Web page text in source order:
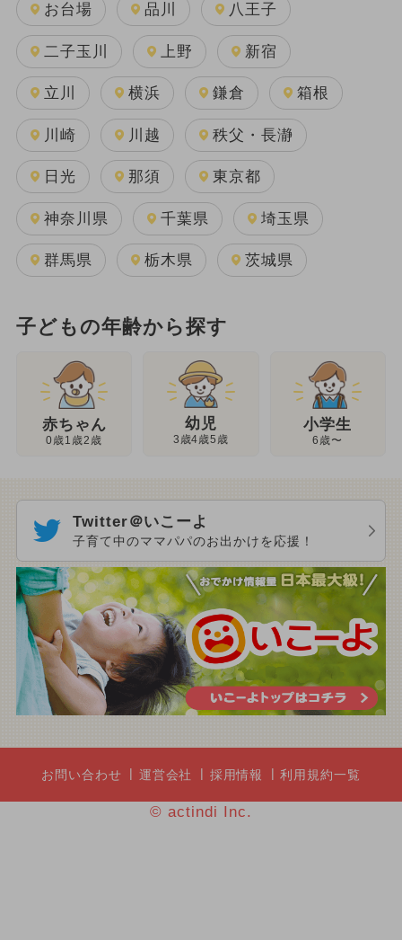
お台場 品川 八王子
二子玉川 上野 新宿
立川 横浜 鎌倉 箱根
川崎 川越 秩父・長瀞
日光 那須 東京都
神奈川県 千葉県 埼玉県
群馬県 栃木県 茨城県
子どもの年齢から探す
赤ちゃん
0歳1歳2歳
幼児
3歳4歳5歳
小学生
6歳〜
Twitter＠いこーよ
子育て中のママパパのお出かけを応援！
お問い合わせ 運営会社 採用情報 利用規約一覧
© actindi Inc.